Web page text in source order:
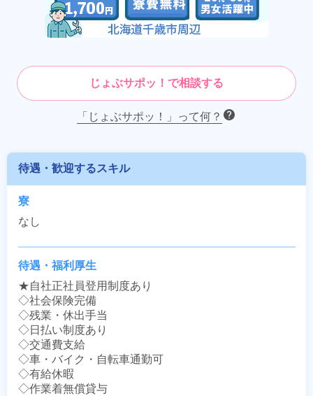
じょぶサポッ！で相談する
「じょぶサポッ！」って何？
待遇・歓迎するスキル
寮
なし
待遇・福利厚生
★自社正社員登用制度あり
◇社会保険完備
◇残業・休出手当
◇日払い制度あり
◇交通費支給
◇車・バイク・自転車通勤可
◇有給休暇
◇作業着無償貸与